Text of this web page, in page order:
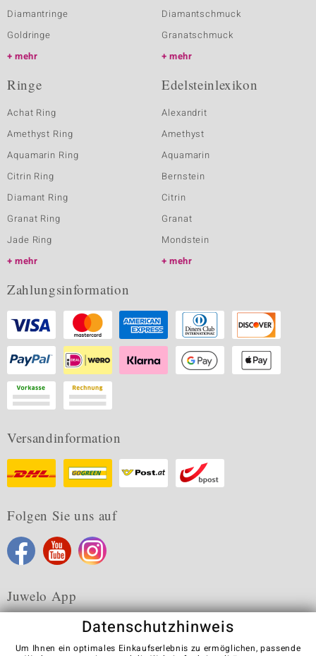
Diamantringe
Goldringe
mehr
Diamantschmuck
Granatschmuck
mehr
Ringe
Achat Ring
Amethyst Ring
Aquamarin Ring
Citrin Ring
Diamant Ring
Granat Ring
Jade Ring
mehr
Edelsteinlexikon
Alexandrit
Amethyst
Aquamarin
Bernstein
Citrin
Granat
Mondstein
mehr
Zahlungsinformation
Versandinformation
Folgen Sie uns auf
Juwelo App
Datenschutzhinweis
Um Ihnen ein optimales Einkaufserlebnis zu ermöglichen, passende